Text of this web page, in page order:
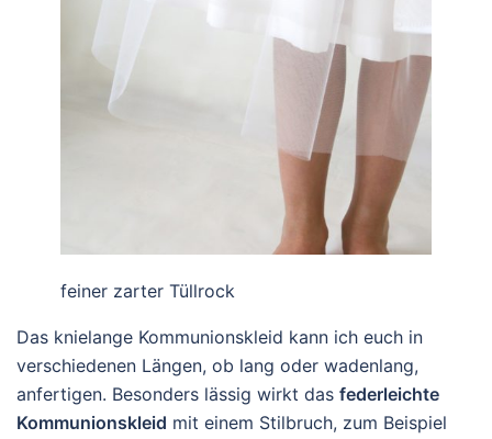
feiner zarter Tüllrock
Das knielange Kommunionskleid kann ich euch in
verschiedenen Längen, ob lang oder wadenlang,
anfertigen. Besonders lässig wirkt das federleichte
Kommunionskleid mit einem Stilbruch, zum Beispiel